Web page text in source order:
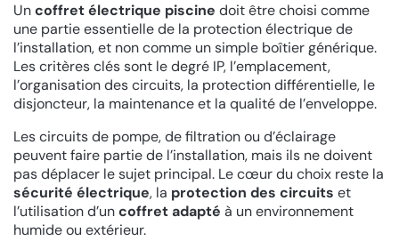
Uncoffret électrique piscine doit être choisi comme
une partie essentielle de la protection électrique de
l’installation, et non comme un simple boîtier générique.
Les critères clés sont le degré IP, l’emplacement,
l’organisation des circuits, la protection différentielle, le
disjoncteur, la maintenance et la qualité de l’enveloppe.
Les circuits de pompe, de filtration ou d’éclairage
peuvent faire partie de l’installation, mais ils ne doivent
pas déplacer le sujet principal. Le cœur du choix reste la
sécurité électrique, la protection des circuits et
l’utilisation d’uncoffret adapté à un environnement
humide ou extérieur.